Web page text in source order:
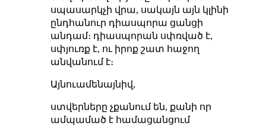
սպասարկչի վրա, սակայն այն կլինի
ընդհանուր դիասպորա ցանցի
անդամ։ դիասպորան սփռված է,
սփյուռք է, ու իրոք շատ հաջող
անվանում է։
Այնուամենայնիվ,
ստվերները չքանում են, քանի որ
ամպամած է համացանցում